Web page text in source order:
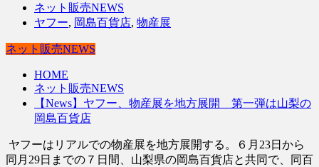
ネット販売NEWS
ヤフー, 岡島百貨店, 物産展
ネット販売NEWS
HOME
ネット販売NEWS
【News】ヤフー、物産展を地方展開 第一弾は山梨の
岡島百貨店
ヤフーはリアルでの物産展を地方展開する。６月23日から
同月29日までの７日間、山梨県の岡島百貨店と共同で、同百